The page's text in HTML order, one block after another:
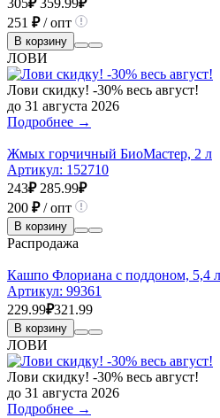
305₽ 359.99₽
251 ₽/ опт
В корзину
ЛОВИ
Лови скидку! -30% весь август!
до 31 августа 2026
Подробнее →
Жмых горчичный БиоМастер, 2 л
Артикул: 152710
243₽ 285.99₽
200 ₽/ опт
В корзину
Распродажа
Кашпо Флориана с поддоном, 5,4
Артикул: 99361
229.99₽321.99
В корзину
ЛОВИ
Лови скидку! -30% весь август!
до 31 августа 2026
Подробнее →